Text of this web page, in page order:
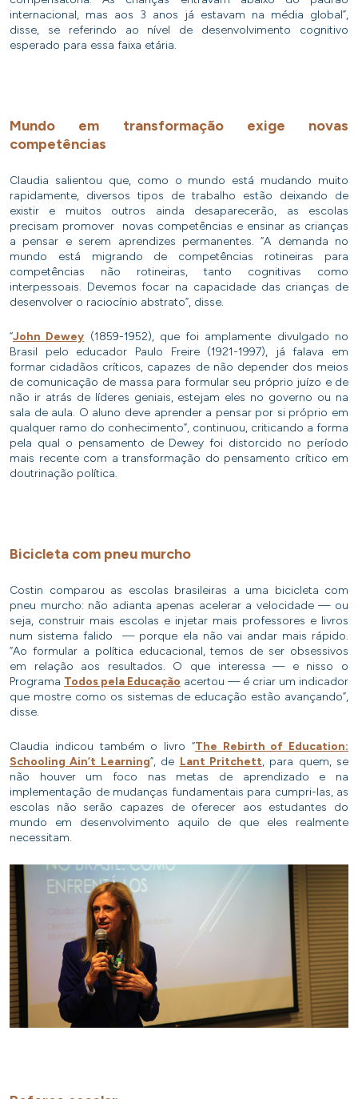
internacional, mas aos 3 anos já estavam na média global”,
disse, se referindo ao nível de desenvolvimento cognitivo
esperado para essa faixa etária.
Mundo em transformação exige novas
competências
Claudia salientou que, como o mundo está mudando muito
rapidamente, diversos tipos de trabalho estão deixando de
existir e muitos outros ainda desaparecerão, as escolas
precisam promover novas competências e ensinar as crianças
a pensar e serem aprendizes permanentes. “A demanda no
mundo está migrando de competências rotineiras para
competências não rotineiras, tanto cognitivas como
interpessoais. Devemos focar na capacidade das crianças de
desenvolver o raciocínio abstrato”, disse.
“John Dewey (1859-1952), que foi amplamente divulgado no
Brasil pelo educador Paulo Freire (1921-1997), já falava em
formar cidadãos críticos, capazes de não depender dos meios
de comunicação de massa para formular seu próprio juízo e de
não ir atrás de líderes geniais, estejam eles no governo ou na
sala de aula. O aluno deve aprender a pensar por si próprio em
qualquer ramo do conhecimento”, continuou, criticando a forma
pela qual o pensamento de Dewey foi distorcido no período
mais recente com a transformação do pensamento crítico em
doutrinação política.
Bicicleta com pneu murcho
Costin comparou as escolas brasileiras a uma bicicleta com
pneu murcho: não adianta apenas acelerar a velocidade — ou
seja, construir mais escolas e injetar mais professores e livros
num sistema falido — porque ela não vai andar mais rápido.
“Ao formular a política educacional, temos de ser obsessivos
em relação aos resultados. O que interessa — e nisso o
Programa Todos pela Educação acertou — é criar um indicador
que mostre como os sistemas de educação estão avançando”,
disse.
Claudia indicou também o livro “The Rebirth of Education:
Schooling Ain’t Learning”, de Lant Pritchett, para quem, se
não houver um foco nas metas de aprendizado e na
implementação de mudanças fundamentais para cumpri-las, as
escolas não serão capazes de oferecer aos estudantes do
mundo em desenvolvimento aquilo de que eles realmente
necessitam.